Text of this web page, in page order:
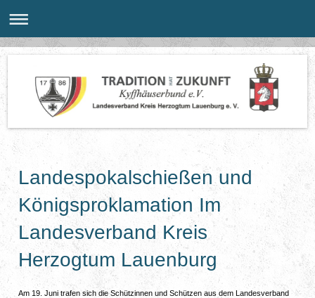
Landespokalschießen und
Königsproklamation Im
Landesverband Kreis
Herzogtum Lauenburg
Am 19. Juni trafen sich die Schützinnen und Schützen aus dem Landesverband